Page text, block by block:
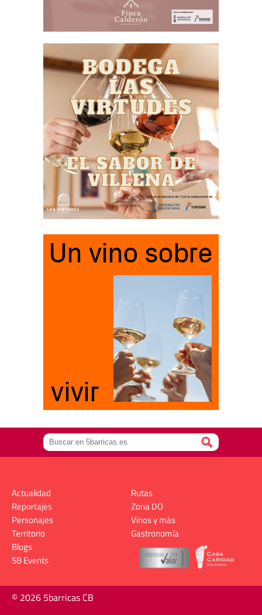
Actualidad
Reportajes
Personajes
Territorio
Rutas
Zona DO
Vinos y más
Gastronomía
Blogs
5B Events
© 2026 5barricas CB